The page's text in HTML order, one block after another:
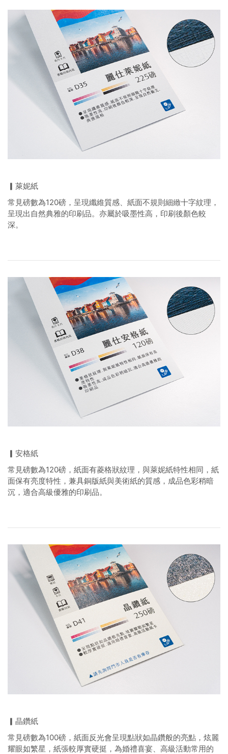
▎萊妮紙
常見磅數為120磅，呈現纖維質感、紙面不規則細緻十字紋理，
呈現出自然典雅的印刷品。亦屬於吸墨性高，印刷後顏色較
深。
▎安格紙
常見磅數為120磅，紙面有菱格狀紋理，與萊妮紙特性相同，紙
面保有亮度特性，兼具銅版紙與美術紙的質感，成品色彩稍暗
沉，適合高級優雅的印刷品。
▎晶鑽紙
常見磅數為100磅，紙面反光會呈現點狀如晶鑽般的亮點，炫麗
耀眼如繁星，紙張較厚實硬挺，為婚禮喜宴、高級活動常用的